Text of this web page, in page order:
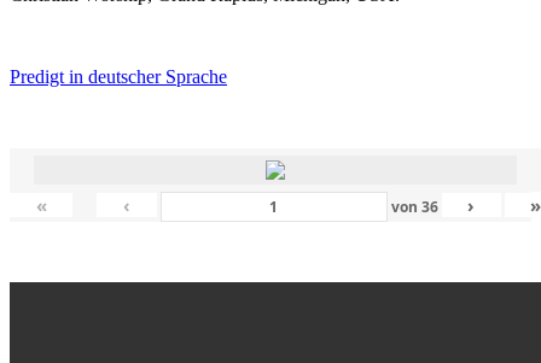
Predigt in deutscher Sprache
« ‹ von 36 › »